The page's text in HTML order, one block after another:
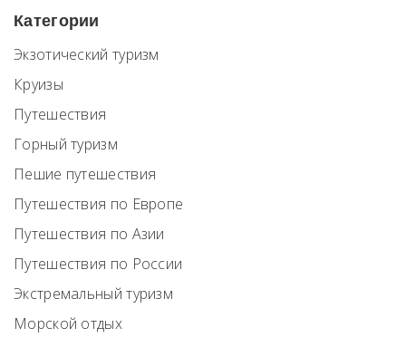
Категории
Экзотический туризм
Круизы
Путешествия
Горный туризм
Пешие путешествия
Путешествия по Европе
Путешествия по Азии
Путешествия по России
Экстремальный туризм
Морской отдых